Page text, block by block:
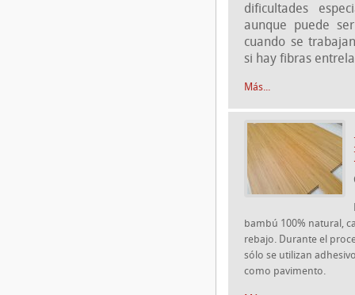
dificultades
aunque puede
cuando se
si hay fibras
Más...
bambú 100% natural,
rebajo. Durante el
sólo se utilizan
como pavimento.